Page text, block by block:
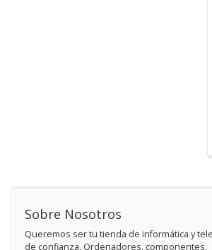
Sobre Nosotros
Queremos ser tu tienda de informática y
de confianza. Ordenadores, componentes,